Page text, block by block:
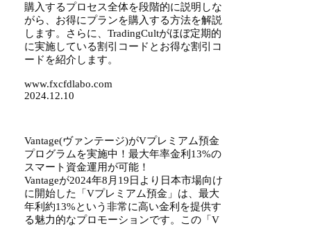
購入するプロセス全体を段階的に説明しな
がら、お得にプランを購入する方法を解説
します。さらに、TradingCultがほぼ定期的
に実施している割引コードとお得な割引コ
ードを紹介します。
www.fxcfdlabo.com
2024.12.10
Vantage(ヴァンテージ)がVプレミアム預金
プログラムを実施中！最大年率金利13%の
スマート資金運用が可能！
Vantageが2024年8月19日より日本市場向け
に開始した「Vプレミアム預金」は、最大
年利約13%という非常に高い金利を提供す
る魅力的なプロモーションです。この「V